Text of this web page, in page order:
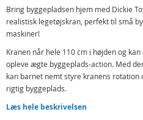
Bring byggepladsen hjem med Dickie
realistisk legetøjskran, perfekt til små
maskiner!
Kranen når hele 110 cm i højden og
opleve ægte byggeplads-action. Med
kan barnet nemt styre kranens
rigtig byggeplads.
Den iøjnefaldende gule farve og det
Læs hele beskrivelsen